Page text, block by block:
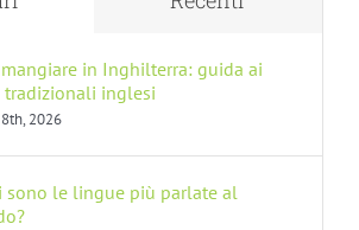
mangiare in Inghilterra: guida ai
tradizionali inglesi
2026
sono le lingue più parlate al